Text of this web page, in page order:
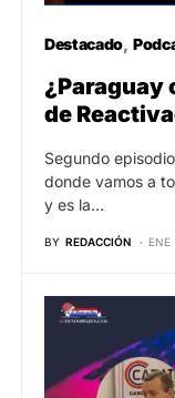
Destacado
¿Paraguay
de
Segundo
donde vamos a
y es la…
BY REDACCIÓN ENE